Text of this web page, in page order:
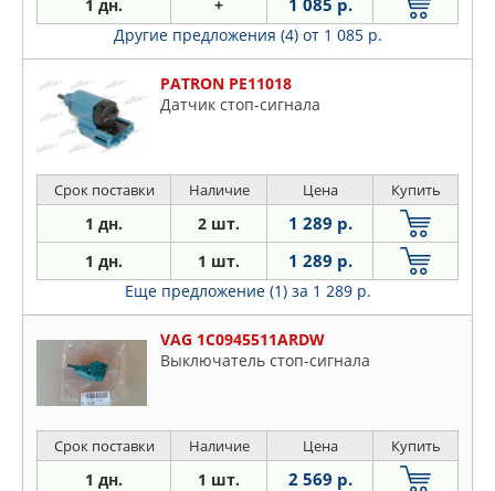
1 дн. + 1 085 р.
Другие предложения (4) от 1 085 р.
PATRON PE11018
Датчик стоп-сигнала
Срок поставки Наличие Цена Купить
1 дн. 2 шт. 1 289 р.
1 дн. 1 шт. 1 289 р.
Еще предложение (1) за 1 289 р.
VAG 1C0945511ARDW
Выключатель стоп-сигнала
Срок поставки Наличие Цена Купить
1 дн. 1 шт. 2 569 р.